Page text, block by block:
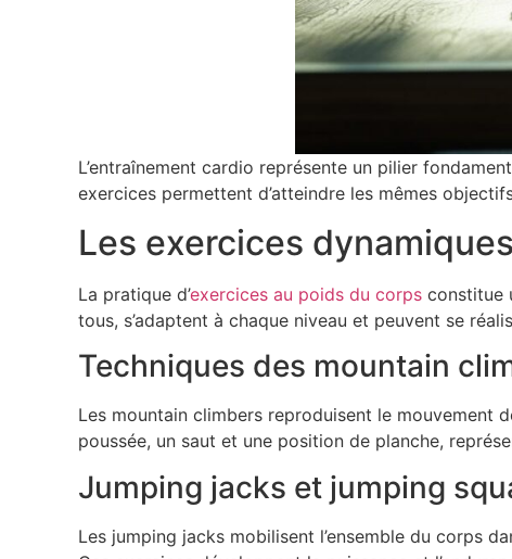
L’entraînement cardio représente un pilier
exercices permettent d’atteindre les mêmes
Les exercices
La pratique d’exercices au poids du corps constitue
tous, s’adaptent à chaque niveau et peuvent se
Techniques des mountain
Les mountain climbers reproduisent le mouvement
poussée, un saut et une position de planche,
Jumping jacks et jumping
Les jumping jacks mobilisent l’ensemble du corps